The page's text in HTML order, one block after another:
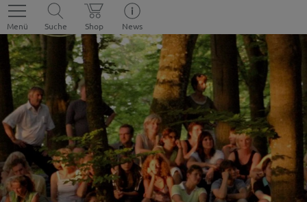
Menü Suche Shop News